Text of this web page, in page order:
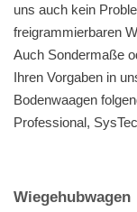
uns auch kein
freigrammierbaren
Auch Sondermaße
Ihren Vorgaben in
Bodenwaagen
Professional,
Wiegehubwagen